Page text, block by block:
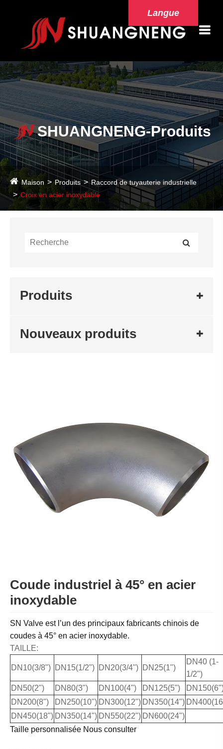
Langue
SHUANGNENG-Produits
Maison Produits
Raccord de tuyauterie industrielle
Croix en acier inoxydable
Produits
Nouveaux produits
Coude industriel à 45° en acier
inoxydable
SN Valve est l’un des principaux fabricants chinois de
coudes à 45° en acier inoxydable.
TAILLE:
DN10(3/8") DN15(1/2") DN20(3/4") DN25(1")
DN40 (1-
1/2")
DN50(2")
DN80(3") DN100(4") DN125(5")
DN200(8")
DN250(10") DN300(12") DN350(14")
DN450(18") DN350(14") DN550(22") DN600(24")
Taille personnalisée Nous consulter